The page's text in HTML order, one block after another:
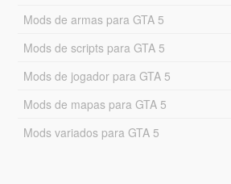
Mods de armas para GTA 5
Mods de scripts para GTA 5
Mods de jogador para GTA 5
Mods de mapas para GTA 5
Mods variados para GTA 5